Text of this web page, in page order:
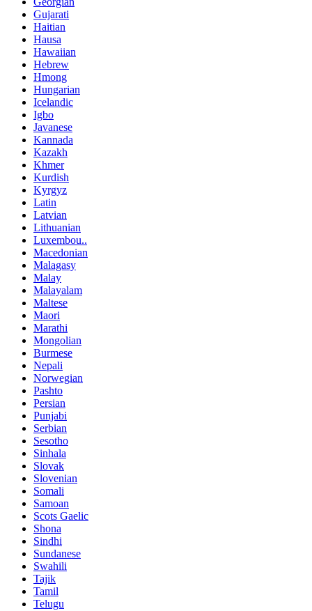
Gujarati
Haitian
Hausa
Hawaiian
Hebrew
Hmong
Hungarian
Icelandic
Igbo
Javanese
Kannada
Kazakh
Khmer
Kurdish
Kyrgyz
Latin
Latvian
Lithuanian
Luxembou..
Macedonian
Malagasy
Malay
Malayalam
Maltese
Maori
Marathi
Mongolian
Burmese
Nepali
Norwegian
Pashto
Persian
Punjabi
Serbian
Sesotho
Sinhala
Slovak
Slovenian
Somali
Samoan
Scots Gaelic
Shona
Sindhi
Sundanese
Swahili
Tajik
Tamil
Telugu